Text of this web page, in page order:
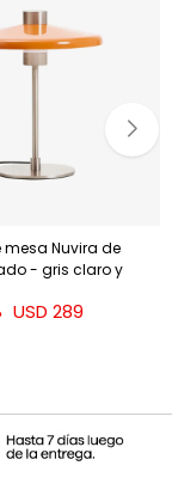
Nuvira de
- gris claro y
USD 289